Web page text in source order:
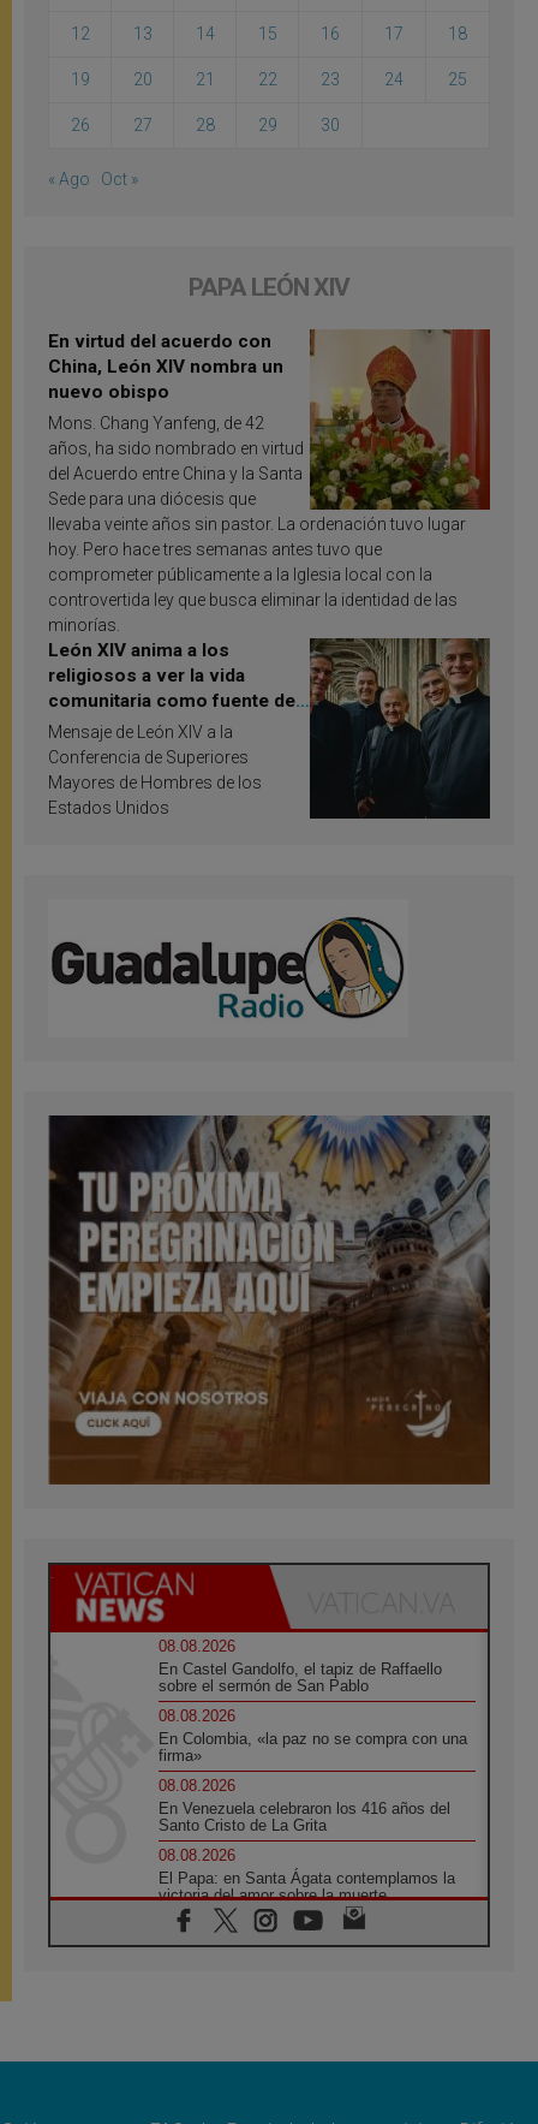
12 13 14 15 16 17 18
19 20 21 22 23 24 25
26 27 28 29 30
« Ago Oct »
PAPA LEÓN XIV
En virtud del acuerdo con
China, León XIV nombra un
nuevo obispo
Mons. Chang Yanfeng, de 42
años, ha sido nombrado en virtud
del Acuerdo entre China y la Santa
Sede para una diócesis que
llevaba veinte años sin pastor. La ordenación tuvo lugar
hoy. Pero hace tres semanas antes tuvo que
comprometer públicamente a la Iglesia local con la
controvertida ley que busca eliminar la identidad de las
minorías.
León XIV anima a los
religiosos a ver la vida
comunitaria como fuente de
inspiración y santificación
Mensaje de León XIV a la
Conferencia de Superiores
Mayores de Hombres de los
Estados Unidos
08.08.2026
En Castel Gandolfo, el tapiz de Raffaello
sobre el sermón de San Pablo
08.08.2026
En Colombia, «la paz no se compra con una
firma»
08.08.2026
En Venezuela celebraron los 416 años del
Santo Cristo de La Grita
08.08.2026
El Papa: en Santa Ágata contemplamos la
victoria del amor sobre la muerte
08.08.2026
León XIV visitará el Santuario de la Madre
07.08.2026